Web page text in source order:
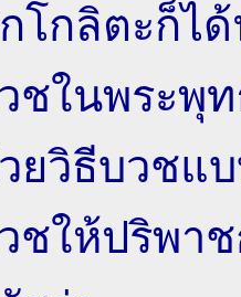
โกลิตะก็ไ
ชในพระพุ
ยวิธีบวชแ
ชให้ปริพา